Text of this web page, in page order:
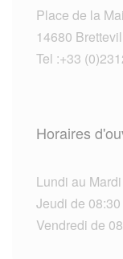
Place de la
14680
Tel :+33
Horaires
Lundi au
Jeudi de
Vendredi de